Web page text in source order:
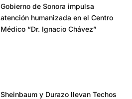
Gobierno de Sonora impulsa
atención humanizada en el Centro
Médico “Dr. Ignacio Chávez”
Sheinbaum y Durazo llevan Techos